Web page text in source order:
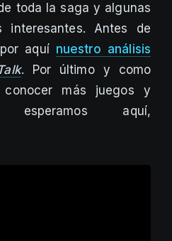
toda la saga y algunas
interesantes. Antes de
aquí nuestro análisis
. Por último y como
más juegos y
aquí,